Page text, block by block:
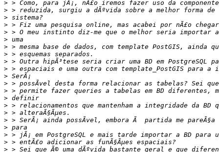
>
>
>
>
>
>
>
>
>
>
>
>
>
>
>
>
>
>
>
>
>